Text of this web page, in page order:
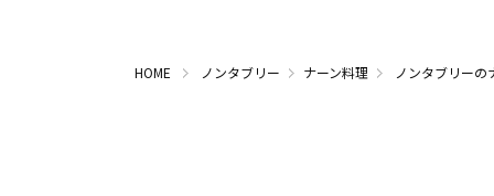
HOME ノンタブリー ナーン料理 ノンタブリーの